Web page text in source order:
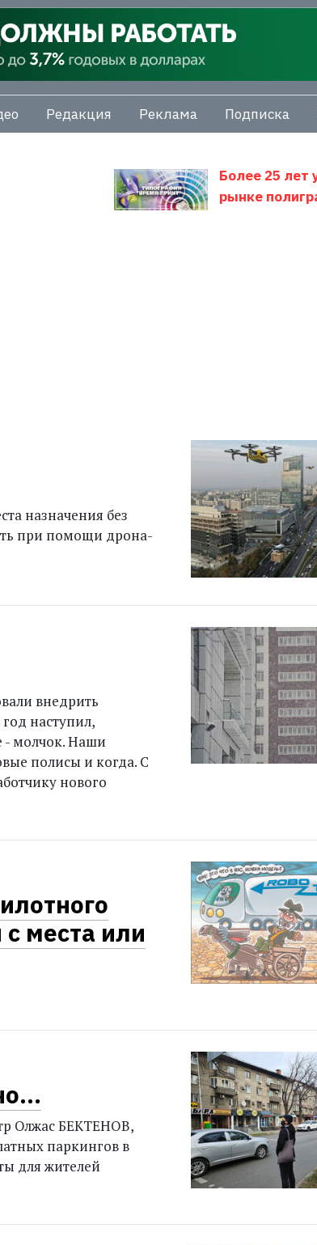
Редакция Реклама Подписка
Более 25 лет
рынке
назначения без
при помощи дрона-
внедрить
наступил,
- молчок. Наши
полисы и когда. С
нового
места или
Олжас БЕКТЕНОВ,
паркингов в
для жителей